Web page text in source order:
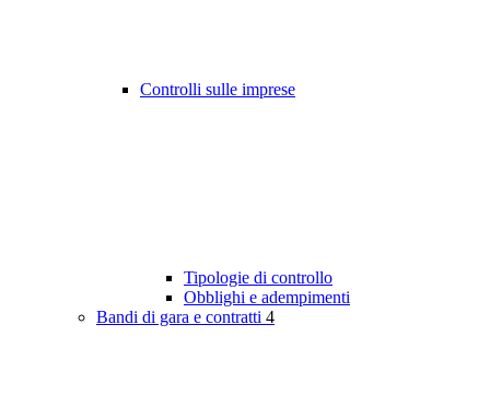
Controlli sulle imprese
Tipologie di controllo
Obblighi e adempimenti
Bandi di gara e contratti 4